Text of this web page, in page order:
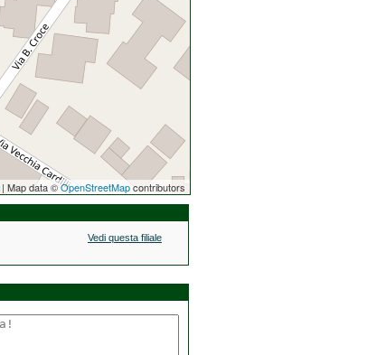
| Map data ©OpenStreetMapcontributors
Vedi questa filiale